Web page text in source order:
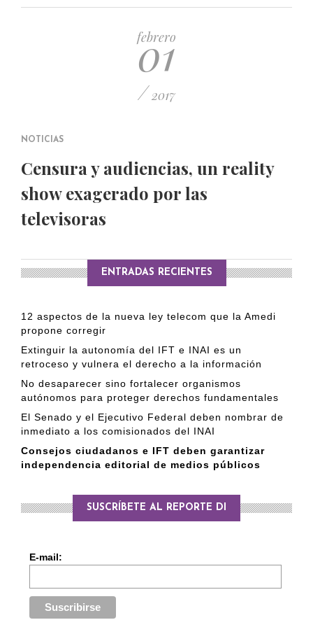
febrero
01
/ 2017
NOTICIAS
Censura y audiencias, un reality
show exagerado por las
televisoras
ENTRADAS RECIENTES
12 aspectos de la nueva ley telecom que la Amedi
propone corregir
Extinguir la autonomía del IFT e INAI es un
retroceso y vulnera el derecho a la información
No desaparecer sino fortalecer organismos
autónomos para proteger derechos fundamentales
El Senado y el Ejecutivo Federal deben nombrar de
inmediato a los comisionados del INAI
Consejos ciudadanos e IFT deben garantizar
independencia editorial de medios públicos
SUSCRÍBETE AL REPORTE DI
E-mail: